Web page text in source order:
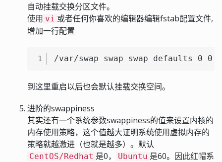
自动挂载交换分区文件。
使用 vi 或者任何你喜欢的编辑器编辑fstab配置文件,
增加一行配置
1 /var/swap swap swap defaults 0 0
到这里重启以后也会默认挂载交换空间。
进阶的swappiness
其实还有一个系统参数swappiness的值来设置内核的
内存使用策略，这个值越大证明系统使用虚拟内存的
策略就越激进（也就是越多）。默认
CentOS/Redhat 是0， Ubuntu 是60。因此红帽系